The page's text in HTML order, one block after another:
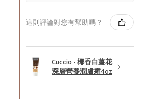
這則評論對您有幫助嗎？
Cuccio - 椰香白薑花
深層營養潤膚霜4oz